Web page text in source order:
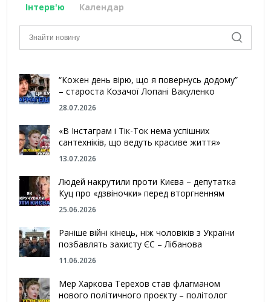
Інтерв'ю Календар
“Кожен день вірю, що я повернусь додому”
– староста Козачої Лопані Вакуленко
28.07.2026
«В Інстаграм і Тік-Ток нема успішних
сантехніків, що ведуть красиве життя»
13.07.2026
Людей накрутили проти Києва – депутатка
Куц про «дзвіночки» перед вторгненням
25.06.2026
Раніше війні кінець, ніж чоловіків з України
позбавлять захисту ЄС – Лібанова
11.06.2026
Мер Харкова Терехов став флагманом
нового політичного проєкту – політолог